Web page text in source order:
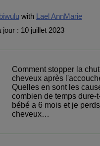
Lael AnnMarie
: 10 juillet 2023
Comment stopper la
cheveux après
Quelles en sont les
combien de temps dure-
bébé a 6 mois et je
cheveux…